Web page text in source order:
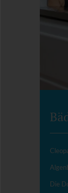
Die